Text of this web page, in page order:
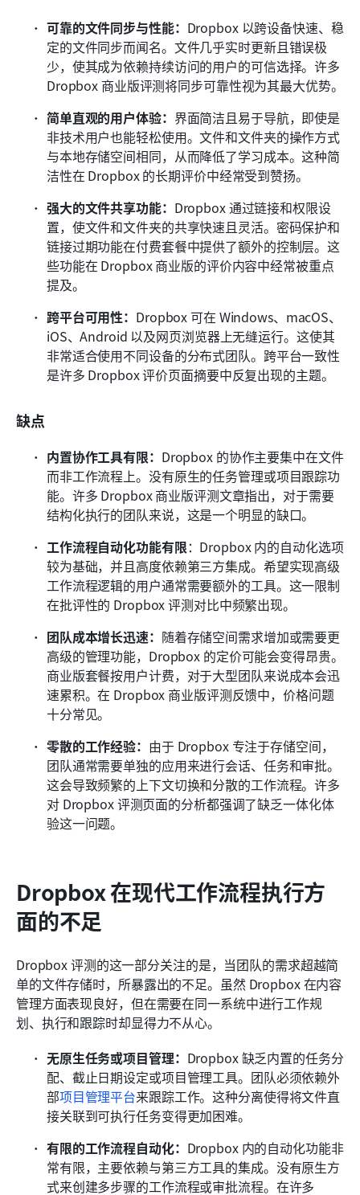
可靠的文件同步与性能： Dropbox 以跨设备快速、稳
定的文件同步而闻名。文件几乎实时更新且错误极
少，使其成为依赖持续访问的用户的可信选择。许多
Dropbox 商业版评测将同步可靠性视为其最大优势。
简单直观的用户体验： 界面简洁且易于导航，即使是
非技术用户也能轻松使用。文件和文件夹的操作方式
与本地存储空间相同，从而降低了学习成本。这种简
洁性在 Dropbox 的长期评价中经常受到赞扬。
强大的文件共享功能： Dropbox 通过链接和权限设
置，使文件和文件夹的共享快速且灵活。密码保护和
链接过期功能在付费套餐中提供了额外的控制层。这
些功能在 Dropbox 商业版的评价内容中经常被重点
提及。
跨平台可用性： Dropbox 可在 Windows、macOS、
iOS、Android 以及网页浏览器上无缝运行。这使其
非常适合使用不同设备的分布式团队。跨平台一致性
是许多 Dropbox 评价页面摘要中反复出现的主题。
缺点
内置协作工具有限： Dropbox 的协作主要集中在文件
而非工作流程上。没有原生的任务管理或项目跟踪功
能。许多 Dropbox 商业版评测文章指出，对于需要
结构化执行的团队来说，这是一个明显的缺口。
工作流程自动化功能有限：Dropbox 内的自动化选项
较为基础，并且高度依赖第三方集成。希望实现高级
工作流程逻辑的用户通常需要额外的工具。这一限制
在批评性的 Dropbox 评测对比中频繁出现。
团队成本增长迅速： 随着存储空间需求增加或需要更
高级的管理功能，Dropbox 的定价可能会变得昂贵。
商业版套餐按用户计费，对于大型团队来说成本会迅
速累积。在 Dropbox 商业版评测反馈中，价格问题
十分常见。
零散的工作经验： 由于 Dropbox 专注于存储空间，
团队通常需要单独的应用来进行会话、任务和审批。
这会导致频繁的上下文切换和分散的工作流程。许多
对 Dropbox 评测页面的分析都强调了缺乏一体化体
验这一问题。
Dropbox 在现代工作流程执行方
面的不足
Dropbox 评测的这一部分关注的是，当团队的需求超越简
单的文件存储时，所暴露出的不足。虽然 Dropbox 在内容
管理方面表现良好，但在需要在同一系统中进行工作规
划、执行和跟踪时却显得力不从心。
无原生任务或项目管理： Dropbox 缺乏内置的任务分
配、截止日期设定或项目管理工具。团队必须依赖外
部项目管理平台来跟踪工作。这种分离使得将文件直
接关联到可执行任务变得更加困难。
有限的工作流程自动化： Dropbox 内的自动化功能非
常有限，主要依赖与第三方工具的集成。没有原生方
式来创建多步骤的工作流程或审批流程。在许多